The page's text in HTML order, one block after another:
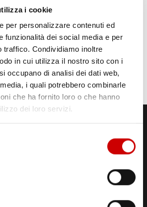
i cookie
per personalizzare contenuti ed
funzionalità dei social media e per
traffico. Condividiamo inoltre
in cui utilizza il nostro sito con i
occupano di analisi dei dati web,
i quali potrebbero combinarle
che ha fornito loro o che hanno
dei loro servizi.
166/b